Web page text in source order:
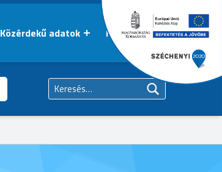
Közérdekű adatok Kapcsolat